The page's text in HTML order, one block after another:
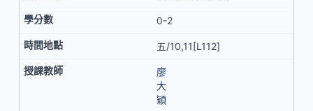
0-2
五/10,11[L112]
廖
大
穎